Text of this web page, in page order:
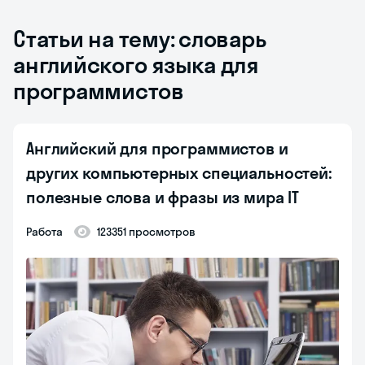
Статьи на тему: словарь
английского языка для
программистов
Английский для программистов и
других компьютерных специальностей:
полезные слова и фразы из мира IT
Работа 123351 просмотров